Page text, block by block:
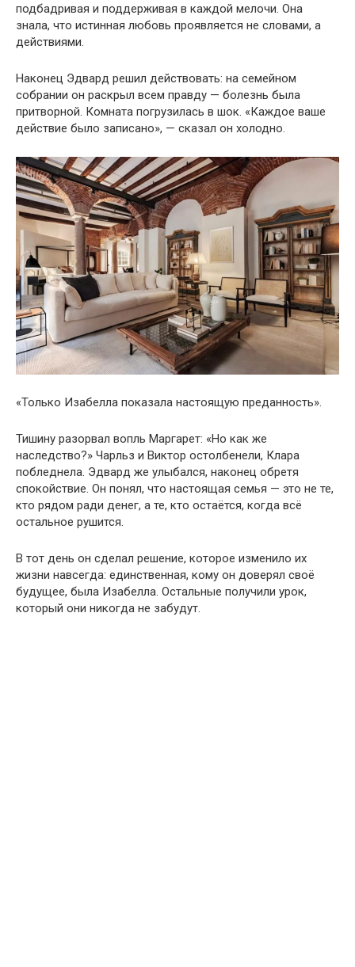
подбадривая и поддерживая в каждой мелочи. Она
знала, что истинная любовь проявляется не словами, а
действиями.
Наконец Эдвард решил действовать: на семейном
собрании он раскрыл всем правду — болезнь была
притворной. Комната погрузилась в шок. «Каждое ваше
действие было записано», — сказал он холодно.
«Только Изабелла показала настоящую преданность».
Тишину разорвал вопль Маргарет: «Но как же
наследство?» Чарльз и Виктор остолбенели, Клара
побледнела. Эдвард же улыбался, наконец обретя
спокойствие. Он понял, что настоящая семья — это не те,
кто рядом ради денег, а те, кто остаётся, когда всё
остальное рушится.
В тот день он сделал решение, которое изменило их
жизни навсегда: единственная, кому он доверял своё
будущее, была Изабелла. Остальные получили урок,
который они никогда не забудут.